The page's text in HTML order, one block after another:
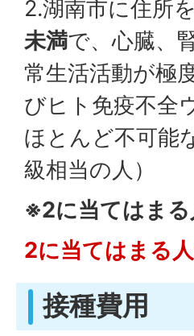
2.湖南市に住所
未満で、心臓、
常生活活動が極
びヒト免疫不全
ほとんど不可能
級相当の人）
※2に当てはまる
2に当てはまる
接種費用